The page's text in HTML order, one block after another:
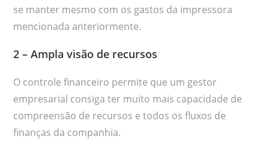
se manter mesmo com os gastos da impressora
mencionada anteriormente.
2 – Ampla visão de recursos
O controle financeiro permite que um gestor
empresarial consiga ter muito mais capacidade de
compreensão de recursos e todos os fluxos de
finanças da companhia.